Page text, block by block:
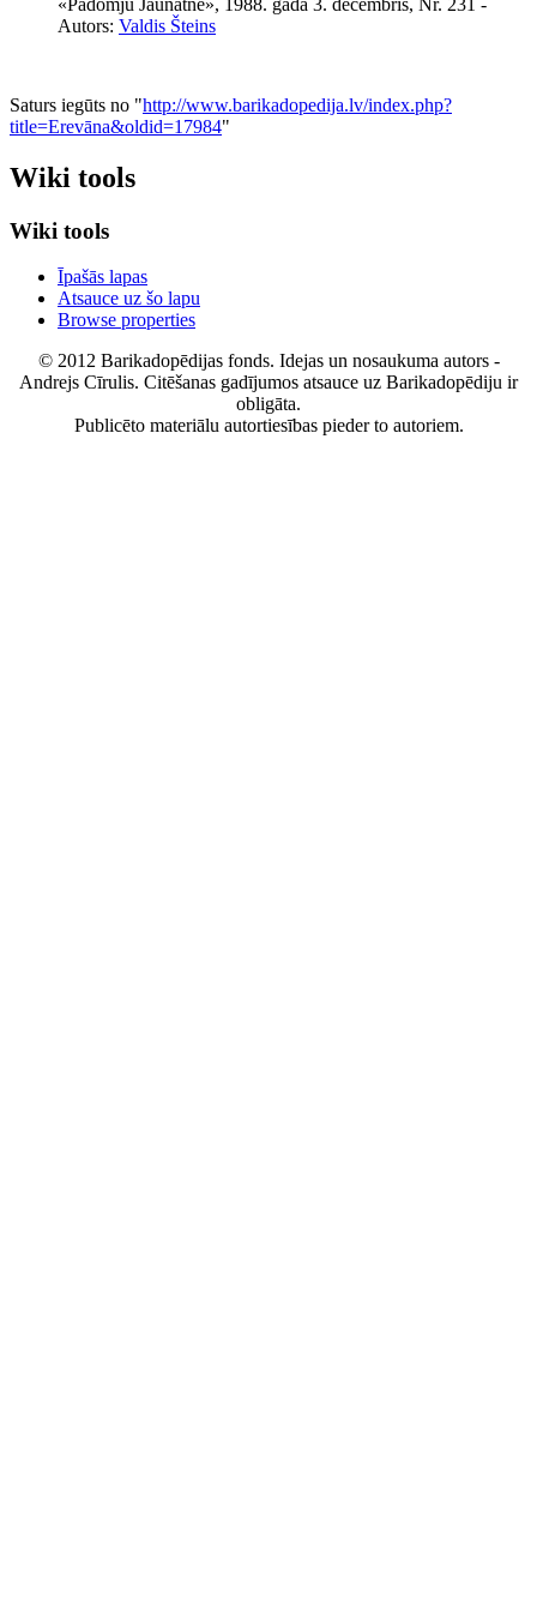
Autors: Valdis Šteins
Saturs iegūts no "http://www.barikadopedija.lv/index.php?
title=Erevāna&oldid=17984"
Wiki tools
Wiki tools
Īpašās lapas
Atsauce uz šo lapu
Browse properties
© 2012 Barikadopēdijas fonds. Idejas un nosaukuma autors -
Andrejs Cīrulis. Citēšanas gadījumos atsauce uz Barikadopēdiju ir
obligāta.
Publicēto materiālu autortiesības pieder to autoriem.